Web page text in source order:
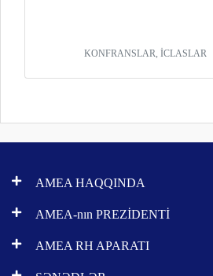
KONFRANSLAR, İCLASLAR
AMEA HAQQINDA
AMEA-nın PREZİDENTİ
AMEA RH APARATI